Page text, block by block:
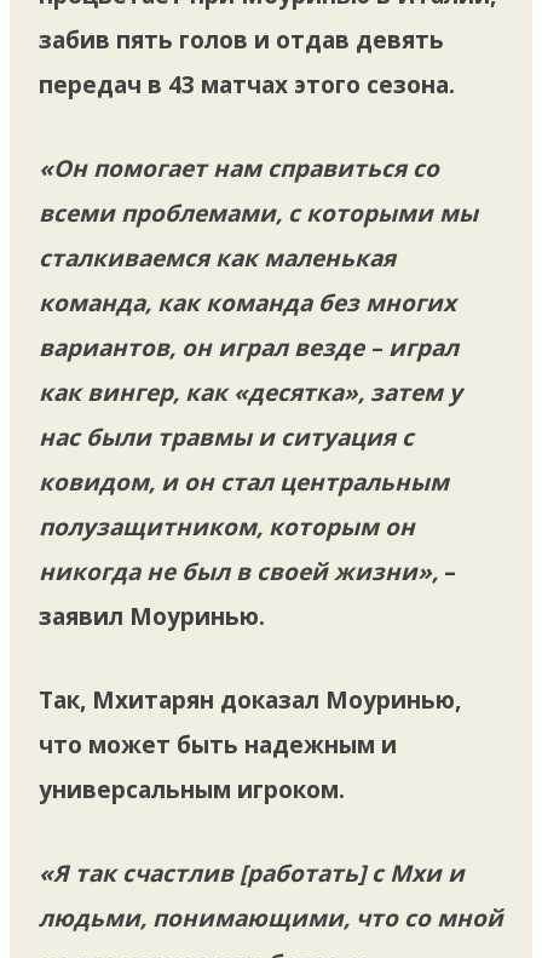
забив пять голов и отдав девять
передач в 43 матчах этого сезона.
«Он помогает нам справиться со
всеми проблемами, с которыми мы
сталкиваемся как маленькая
команда, как команда без многих
вариантов, он играл везде – играл
как вингер, как «десятка», затем у
нас были травмы и ситуация с
ковидом, и он стал центральным
полузащитником, которым он
никогда не был в своей жизни», –
заявил Моуринью.
Так, Мхитарян доказал Моуринью,
что может быть надежным и
универсальным игроком.
«Я так счастлив [работать] с Мхи и
людьми, понимающими, что со мной